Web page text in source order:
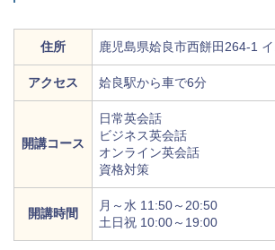
住所 鹿児島県姶良市西餅田264-1
アクセス 姶良駅から車で6分
開講コース
日常英会話
ビジネス英会話
オンライン英会話
資格対策
開講時間
月～水 11:50～20:50
土日祝 10:00～19:00